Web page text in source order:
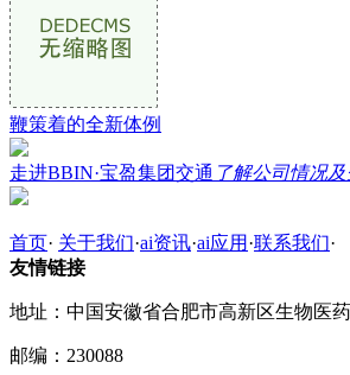
鞭策着的全新体例
走进BBIN·宝盈集团交通 了解公司情况
首页· 关于我们·ai资讯·ai应用 ·联系我们·
友情链接
地址：中国安徽省合肥市高新区生物医
邮编：230088